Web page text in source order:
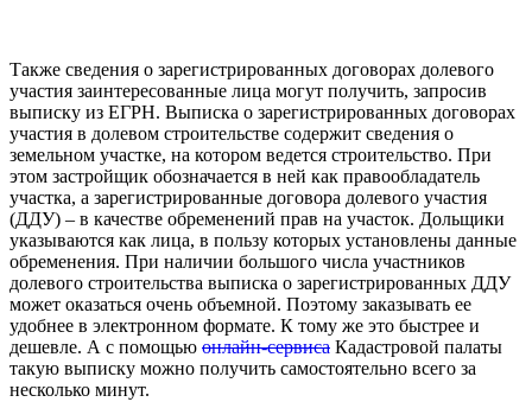
Также сведения о зарегистрированных договорах долевого
участия заинтересованные лица могут получить, запросив
выписку из ЕГРН. Выписка о зарегистрированных договорах
участия в долевом строительстве содержит сведения о
земельном участке, на котором ведется строительство. При
этом застройщик обозначается в ней как правообладатель
участка, а зарегистрированные договора долевого участия
(ДДУ) – в качестве обременений прав на участок. Дольщики
указываются как лица, в пользу которых установлены данные
обременения. При наличии большого числа участников
долевого строительства выписка о зарегистрированных ДДУ
может оказаться очень объемной. Поэтому заказывать ее
удобнее в электронном формате. К тому же это быстрее и
дешевле. А с помощью онлайн-сервиса Кадастровой палаты
такую выписку можно получить самостоятельно всего за
несколько минут.